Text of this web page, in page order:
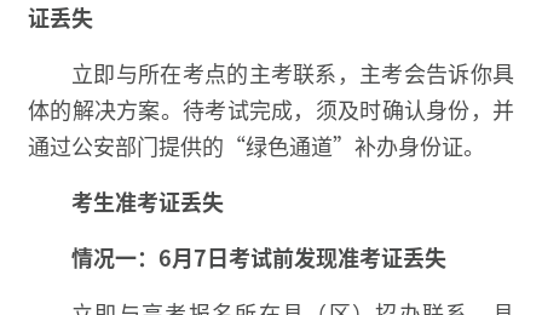
证丢失
立即与所在考点的主考联系，主考会告诉你具
体的解决方案。待考试完成，须及时确认身份，并
通过公安部门提供的“绿色通道”补办身份证。
考生准考证丢失
情况一：6月7日考试前发现准考证丢失